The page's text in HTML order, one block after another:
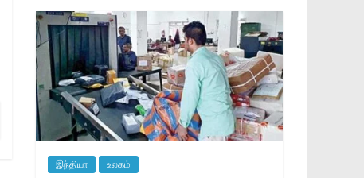
இந்தியா உலகம்